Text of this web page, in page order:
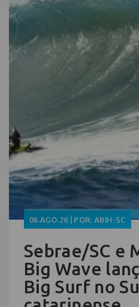
06.AGO.26 | POR: ABIH-SC
Sebrae/SC e
Big Wave
Big Surf no